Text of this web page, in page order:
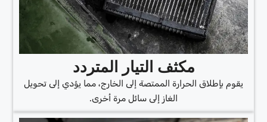
مكثف التيار المتردد
يقوم بإطلاق الحرارة الممتصة إلى الخارج، مما يؤدي إلى تحويل
الغاز إلى سائل مرة أخرى.